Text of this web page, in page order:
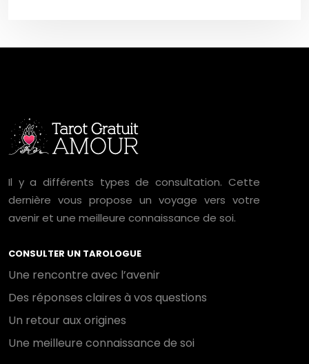
Il y a différents types de consultation. Cette
dernière vous propose un voyage vers votre
avenir et une meilleure connaissance de soi.
CONSULTER UN TAROLOGUE
Une rencontre avec l’avenir
Des réponses claires à vos questions
Un retour aux origines
Une meilleure connaissance de soi